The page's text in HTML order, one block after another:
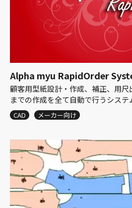
Alpha myu RapidOrder
顧客用型紙設計・作成、補正、用尺
までの作成を全て自動で行うシステ
CAD メーカー向け